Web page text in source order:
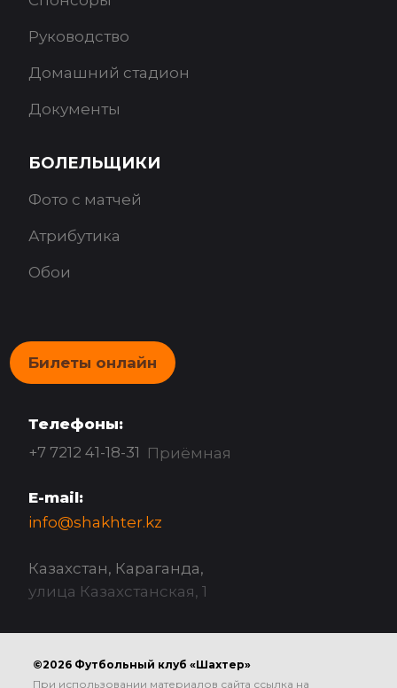
Руководство
Домашний стадион
Документы
БОЛЕЛЬЩИКИ
Фото с матчей
Атрибутика
Обои
Билеты онлайн
Телефоны:
+7 7212 41-18-31 Приёмная
E-mail:
info@shakhter.kz
Казахстан, Караганда,
улица Казахстанская, 1
©2026 Футбольный клуб «Шахтер»
При использовании материалов сайта ссылка на